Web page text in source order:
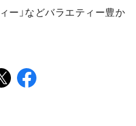
ー」などバラエティー豊か